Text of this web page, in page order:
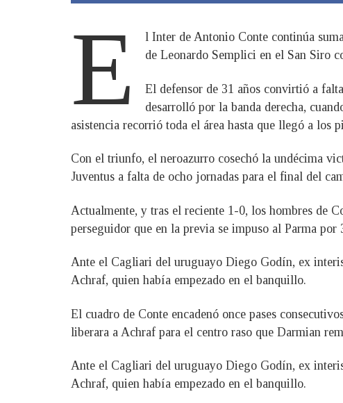
E
l Inter de Antonio Conte continúa
de Leonardo Semplici en el San Siro
El defensor de 31 años convirtió a
desarrolló por la banda derecha,
asistencia recorrió toda el área hasta que llegó a
Con el triunfo, el neroazurro cosechó la undécima
Juventus a falta de ocho jornadas para el final del
Actualmente, y tras el reciente 1-0, los hombres de
perseguidor que en la previa se impuso al Parma por
Ante el Cagliari del uruguayo Diego Godín, ex
Achraf, quien había empezado en el banquillo.
El cuadro de Conte encadenó once pases
liberara a Achraf para el centro raso que Darmian
Ante el Cagliari del uruguayo Diego Godín, ex
Achraf, quien había empezado en el banquillo.